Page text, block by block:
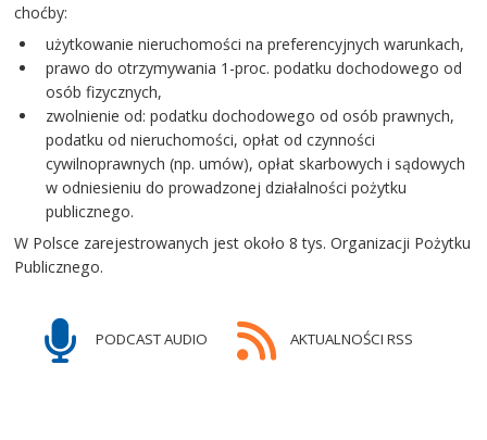
choćby:
użytkowanie nieruchomości na preferencyjnych warunkach,
prawo do otrzymywania 1-proc. podatku dochodowego od
osób fizycznych,
zwolnienie od: podatku dochodowego od osób prawnych,
podatku od nieruchomości, opłat od czynności
cywilnoprawnych (np. umów), opłat skarbowych i sądowych
w odniesieniu do prowadzonej działalności pożytku
publicznego.
W Polsce zarejestrowanych jest około 8 tys. Organizacji Pożytku
Publicznego.
PODCAST AUDIO AKTUALNOŚCI RSS